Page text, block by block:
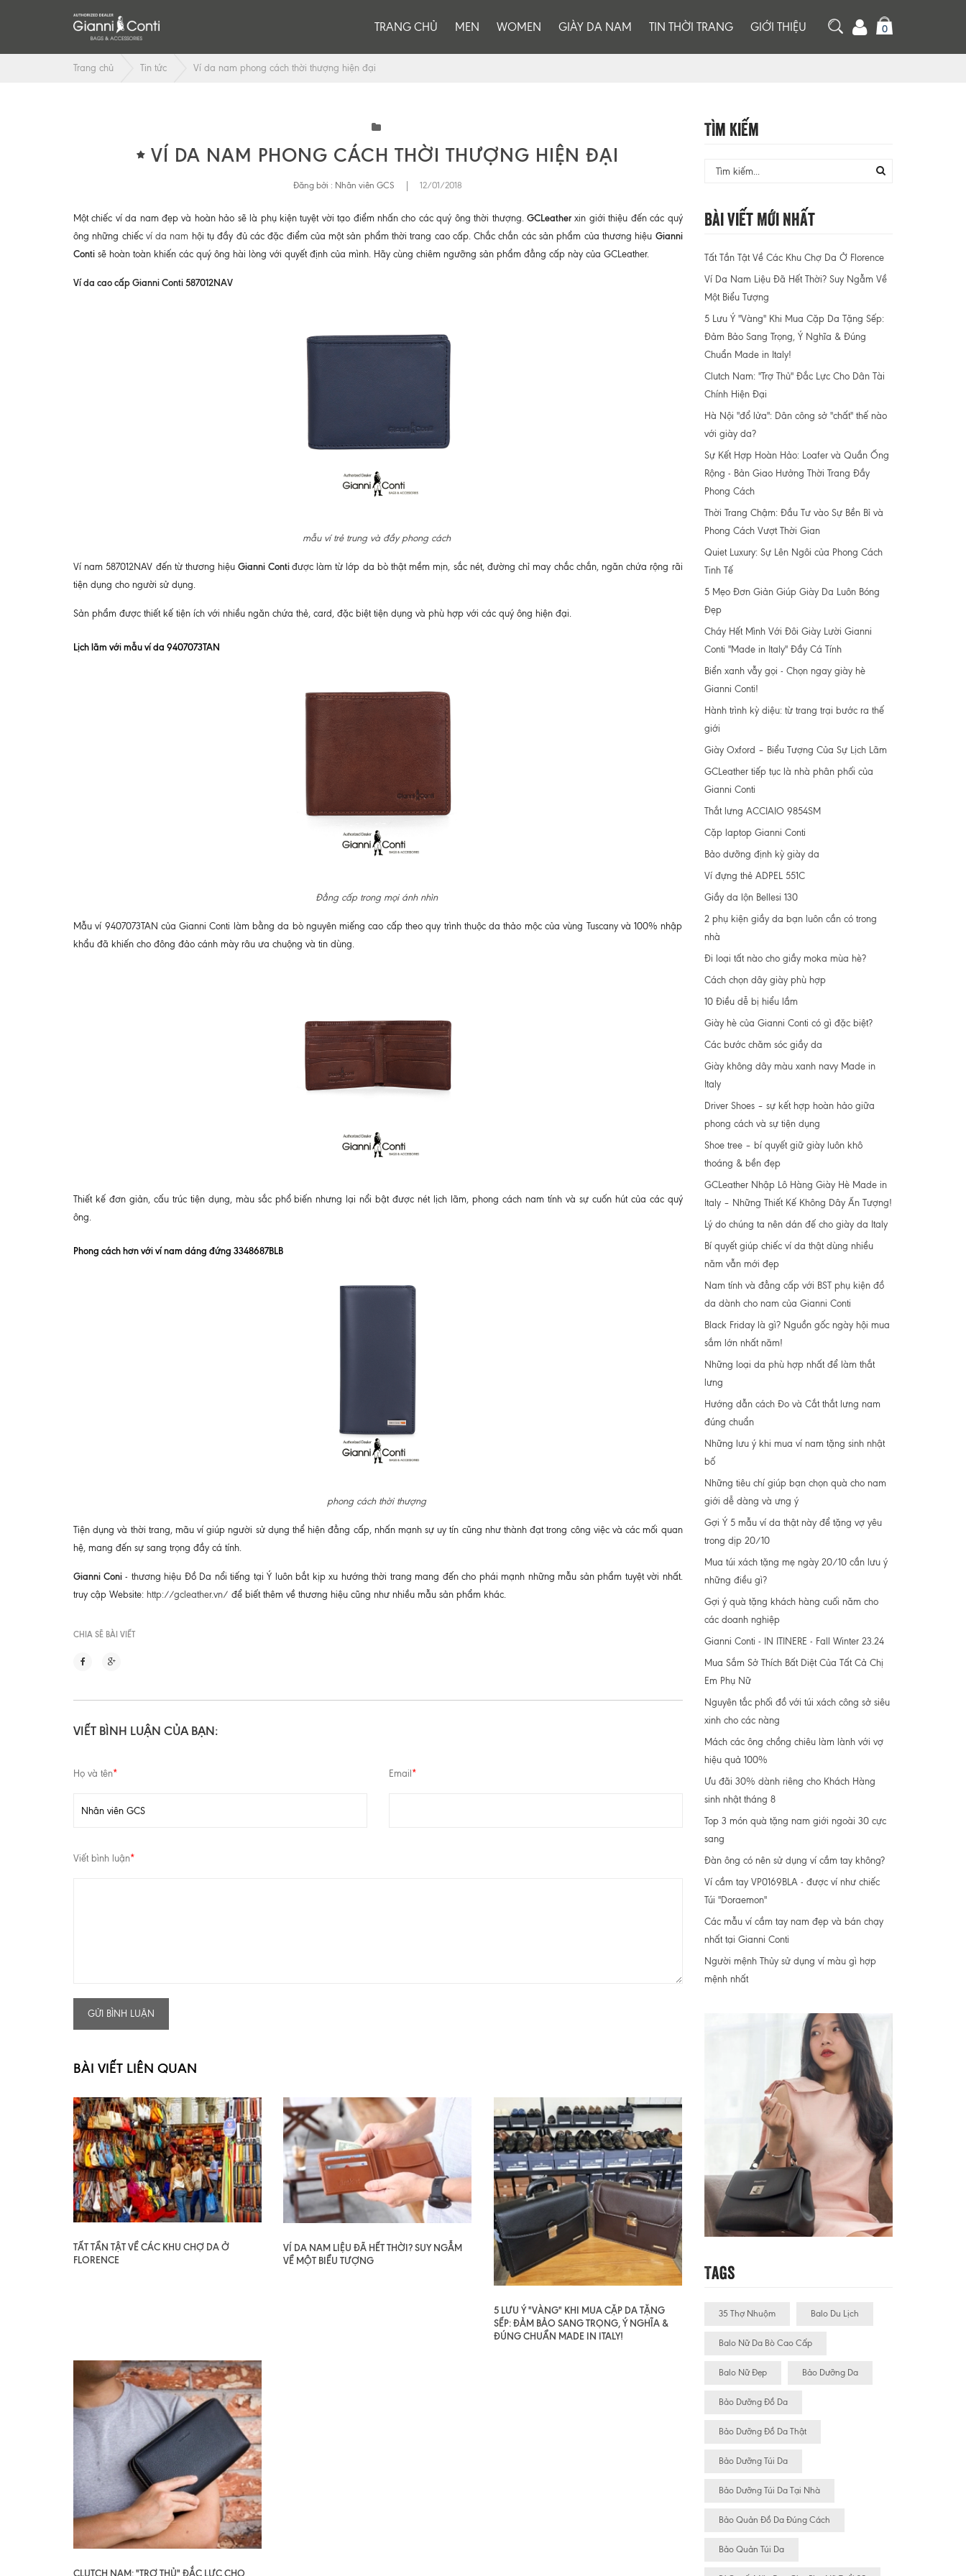
TRANG CHỦ MEN WOMEN GIÀY DA NAM TIN THỜI TRANG GIỚI THIỆU 0
Trang chủ Tin tức Ví da nam phong cách thời thượng hiện đại
VÍ DA NAM PHONG CÁCH THỜI THƯỢNG HIỆN ĐẠI
Đăng bởi : Nhân viên GCS 12/01/2018
Một chiếc ví da nam đẹp và hoàn hảo sẽ là phụ kiện tuyệt vời tạo điểm nhấn cho các quý ông thời thượng. GCLeather xin giới thiệu đến các quý
ông những chiếcví da nam hội tụ đầy đủ các đặc điểm của một sản phẩm thời trang cao cấp. Chắc chắn các sản phẩm của thương hiệu Gianni
Conti sẽ hoàn toàn khiến các quý ông hài lòng với quyết định của mình. Hãy cùng chiêm ngưỡng sản phẩm đẳng cấp này của GCLeather.
Ví da cao cấp Gianni Conti 587012NAV
mẫu ví trẻ trung và đầy phong cách
Ví nam 587012NAV đến từ thương hiệuGianni Conti được làm từ lớp da bò thật mềm mịn, sắc nét, đường chỉ may chắc chắn, ngăn chứa rộng rãi
tiện dụng cho người sử dụng.
Sản phẩm được thiết kế tiện ích với nhiều ngăn chứa thẻ, card, đặc biệt tiện dụng và phù hợp với các quý ông hiện đại.
Lịch lãm với mẫu ví da 9407073TAN
Đẳng cấp trong mọi ánh nhìn
Mẫu ví 9407073TAN của Gianni Conti làm bằng da bò nguyên miếng cao cấp theo quy trình thuộc da thảo mộc của vùng Tuscany và 100% nhập
khẩu đã khiến cho đông đảo cánh mày râu ưa chuộng và tin dùng.
Thiết kế đơn giản, cấu trúc tiện dụng, màu sắc phổ biến nhưng lại nổi bật được nét lịch lãm, phong cách nam tính và sự cuốn hút của các quý
ông.
Phong cách hơn với ví nam dáng đứng 3348687BLB
phong cách thời thượng
Tiện dụng và thời trang, mãu ví giúp người sử dụng thể hiện đẳng cấp, nhấn mạnh sự uy tín cũng như thành đạt trong công việc và các mối quan
hệ, mang đến sự sang trọng đầy cá tính.
Gianni Coni- thương hiệu Đồ Da nổi tiếng tại Ý luôn bắt kịp xu hướng thời trang mang đến cho phái mạnh những mẫu sản phẩm tuyệt vời nhất.
truy cập Website: http://gcleather.vn/ để biết thêm về thương hiệu cũng như nhiều mẫu sản phẩm khác.
CHIA SẼ BÀI VIẾT
VIẾT BÌNH LUẬN CỦA BẠN:
Họ và tên* Email *
Viết bình luận*
GỬI BÌNH LUẬN
BÀI VIẾT LIÊN QUAN
TẤT TẦN TẬT VỀ CÁC KHU CHỢ DA Ở
FLORENCE
VÍ DA NAM LIỆU ĐÃ HẾT THỜI? SUY NGẪM
VỀ MỘT BIỂU TƯỢNG
5 LƯU Ý "VÀNG" KHI MUA CẶP DA TẶNG
SẾP: ĐẢM BẢO SANG TRỌNG, Ý NGHĨA &
ĐÚNG CHUẨN MADE IN ITALY!
CLUTCH NAM: "TRỢ THỦ" ĐẮC LỰC CHO
Tìm Kiếm
Bài Viết Mới Nhất
Tất Tần Tật Về Các Khu Chợ Da Ở Florence
Ví Da Nam Liệu Đã Hết Thời? Suy Ngẫm Về
Một Biểu Tượng
5 Lưu Ý "Vàng" Khi Mua Cặp Da Tặng Sếp:
Đảm Bảo Sang Trọng, Ý Nghĩa & Đúng
Chuẩn Made in Italy!
Clutch Nam: "Trợ Thủ" Đắc Lực Cho Dân Tài
Chính Hiện Đại
Hà Nội "đổ lửa": Dân công sở "chất" thế nào
với giày da?
Sự Kết Hợp Hoàn Hảo: Loafer và Quần Ống
Rộng - Bản Giao Hưởng Thời Trang Đầy
Phong Cách
Thời Trang Chậm: Đầu Tư vào Sự Bền Bỉ và
Phong Cách Vượt Thời Gian
Quiet Luxury: Sự Lên Ngôi của Phong Cách
Tinh Tế
5 Mẹo Đơn Giản Giúp Giày Da Luôn Bóng
Đẹp
Cháy Hết Mình Với Đôi Giày Lười Gianni
Conti "Made in Italy" Đầy Cá Tính
Biển xanh vẫy gọi - Chọn ngay giày hè
Gianni Conti!
Hành trình kỳ diệu: từ trang trại bước ra thế
giới
Giày Oxford – Biểu Tượng Của Sự Lịch Lãm
GCLeather tiếp tục là nhà phân phối của
Gianni Conti
Thắt lưng ACCIAIO 9854SM
Cặp laptop Gianni Conti
Bảo dưỡng định kỳ giày da
Ví đựng thẻ ADPEL 551C
Giầy da lộn Bellesi 130
2 phụ kiện giầy da bạn luôn cần có trong
nhà
Đi loại tất nào cho giầy moka mùa hè?
Cách chọn dây giày phù hợp
10 Điều dễ bị hiểu lầm
Giày hè của Gianni Conti có gì đặc biệt?
Các bước chăm sóc giầy da
Giày không dây màu xanh navy Made in
Italy
Driver Shoes – sự kết hợp hoàn hảo giữa
phong cách và sự tiện dụng
Shoe tree – bí quyết giữ giày luôn khô
thoáng & bền đẹp
GCLeather Nhập Lô Hàng Giày Hè Made in
Italy – Những Thiết Kế Không Dây Ấn Tượng!
Lý do chúng ta nên dán đế cho giày da Italy
Bí quyết giúp chiếc ví da thật dùng nhiều
năm vẫn mới đẹp
Nam tính và đẳng cấp với BST phụ kiện đồ
da dành cho nam của Gianni Conti
Black Friday là gì? Nguồn gốc ngày hội mua
sắm lớn nhất năm!
Những loại da phù hợp nhất để làm thắt
lưng
Hướng dẫn cách Đo và Cắt thắt lưng nam
đúng chuẩn
Những lưu ý khi mua ví nam tặng sinh nhật
bố
Những tiêu chí giúp bạn chọn quà cho nam
giới dễ dàng và ưng ý
Gợi Ý 5 mẫu ví da thật này để tặng vợ yêu
trong dịp 20/10
Mua túi xách tặng mẹ ngày 20/10 cần lưu ý
những điều gì?
Gợi ý quà tặng khách hàng cuối năm cho
các doanh nghiệp
Gianni Conti - IN ITINERE - Fall Winter 23.24
Mua Sắm Sở Thích Bất Diệt Của Tất Cả Chị
Em Phụ Nữ
Nguyên tắc phối đồ với túi xách công sở siêu
xinh cho các nàng
Mách các ông chồng chiêu làm lành với vợ
hiệu quả 100%
Ưu đãi 30% dành riêng cho Khách Hàng
sinh nhật tháng 8
Top 3 món quà tặng nam giới ngoài 30 cực
sang
Đàn ông có nên sử dụng ví cầm tay không?
Ví cầm tay VP0169BLA - được ví như chiếc
Túi "Doraemon"
Các mẫu ví cầm tay nam đẹp và bán chạy
nhất tại Gianni Conti
Người mệnh Thủy sử dụng ví màu gì hợp
mệnh nhất
Tags
35 Thợ Nhuộm Balo Du Lịch
Balo Nữ Da Bò Cao Cấp
Balo Nữ Đẹp Bảo Dưỡng Da
Bảo Dưỡng Đồ Da
Bảo Dưỡng Đồ Da Thật
Bảo Dưỡng Túi Da
Bảo Dưỡng Túi Da Tại Nhà
Bảo Quản Đồ Da Đúng Cách
Bảo Quản Túi Da